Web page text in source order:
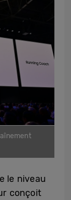
le niveau
conçoit